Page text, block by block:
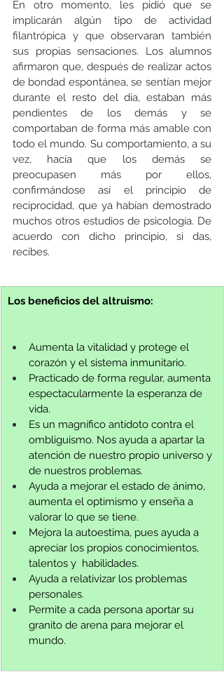
En otro momento, les pidió que se
implicarán algún tipo de actividad
filantrópica y que observaran también
sus propias sensaciones. Los alumnos
afirmaron que, después de realizar actos
de bondad espontánea, se sentían mejor
durante el resto del día, estaban más
pendientes de los demás y se
comportaban de forma más amable con
todo el mundo. Su comportamiento, a su
vez, hacía que los demás se
preocupasen más por ellos,
confirmándose así el principio de
reciprocidad, que ya habían demostrado
muchos otros estudios de psicología. De
acuerdo con dicho principio, si das,
recibes.
Los beneficios del altruismo:
Aumenta la vitalidad y protege el
corazón y el sistema inmunitario.
Practicado de forma regular, aumenta
espectacularmente la esperanza de
vida.
Es un magnífico antídoto contra el
ombliguismo. Nos ayuda a apartar la
atención de nuestro propio universo y
de nuestros problemas.
Ayuda a mejorar el estado de ánimo,
aumenta el optimismo y enseña a
valorar lo que se tiene.
Mejora la autoestima, pues ayuda a
apreciar los propios conocimientos,
talentos y  habilidades.
Ayuda a relativizar los problemas
personales.
Permite a cada persona aportar su
granito de arena para mejorar el
mundo.